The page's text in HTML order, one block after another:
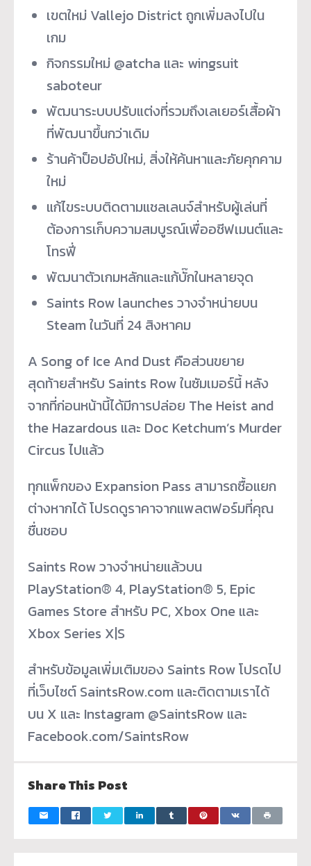
เขตใหม่ Vallejo District ถูกเพิ่มลงไปใน
เกม
กิจกรรมใหม่ @atcha และ wingsuit
saboteur
พัฒนาระบบปรับแต่งที่รวมถึงเลเยอร์เสื้อผ้า
ที่พัฒนาขึ้นกว่าเดิม
ร้านค้าป็อปอัปใหม่, สิ่งให้ค้นหาและภัยคุกคาม
ใหม่
แก้ไขระบบติดตามแชลเลนจ์สำหรับผู้เล่นที่
ต้องการเก็บความสมบูรณ์เพื่ออชีฟเมนต์และ
โทรฟี่
พัฒนาตัวเกมหลักและแก้บั๊กในหลายจุด
Saints Row launches วางจำหน่ายบน
Steam ในวันที่ 24 สิงหาคม
A Song of Ice And Dust คือส่วนขยาย
สุดท้ายสำหรับ Saints Row ในซัมเมอร์นี้ หลัง
จากที่ก่อนหน้านี้ได้มีการปล่อย The Heist and
the Hazardous และ Doc Ketchum’s Murder
Circus ไปแล้ว
ทุกแพ็กของ Expansion Pass สามารถซื้อแยก
ต่างหากได้ โปรดดูราคาจากแพลตฟอร์มที่คุณ
ชื่นชอบ
Saints Row วางจำหน่ายแล้วบน
PlayStation® 4, PlayStation® 5, Epic
Games Store สำหรับ PC, Xbox One และ
Xbox Series X|S
สำหรับข้อมูลเพิ่มเติมของ Saints Row โปรดไป
ที่เว็บไซต์ SaintsRow.com และติดตามเราได้
บน X และ Instagram @SaintsRow และ
Facebook.com/SaintsRow
Share This Post